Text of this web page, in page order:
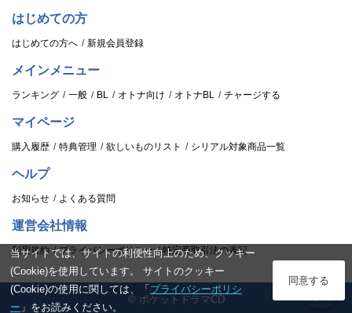
はじめての方
はじめての方へ 新規会員登録
メインメニュー
ランキング 一般 BL オトナ向け オトナBL チャージする
マイページ
購入履歴 特典管理 欲しいものリスト シリアル対象商品一覧
ヘルプ
お知らせ よくある質問
運営会社情報
利用規約 プライバシーポリシー 特定商取引法の表記
© ポケットドラマCD
当サイトでは、サイトの利便性向上のため、クッキー
(Cookie)を使用しています。 サイトのクッキー
(Cookie)の使用に関しては、「 プライバシーポリシ
ー 」をお読みください。
同意する